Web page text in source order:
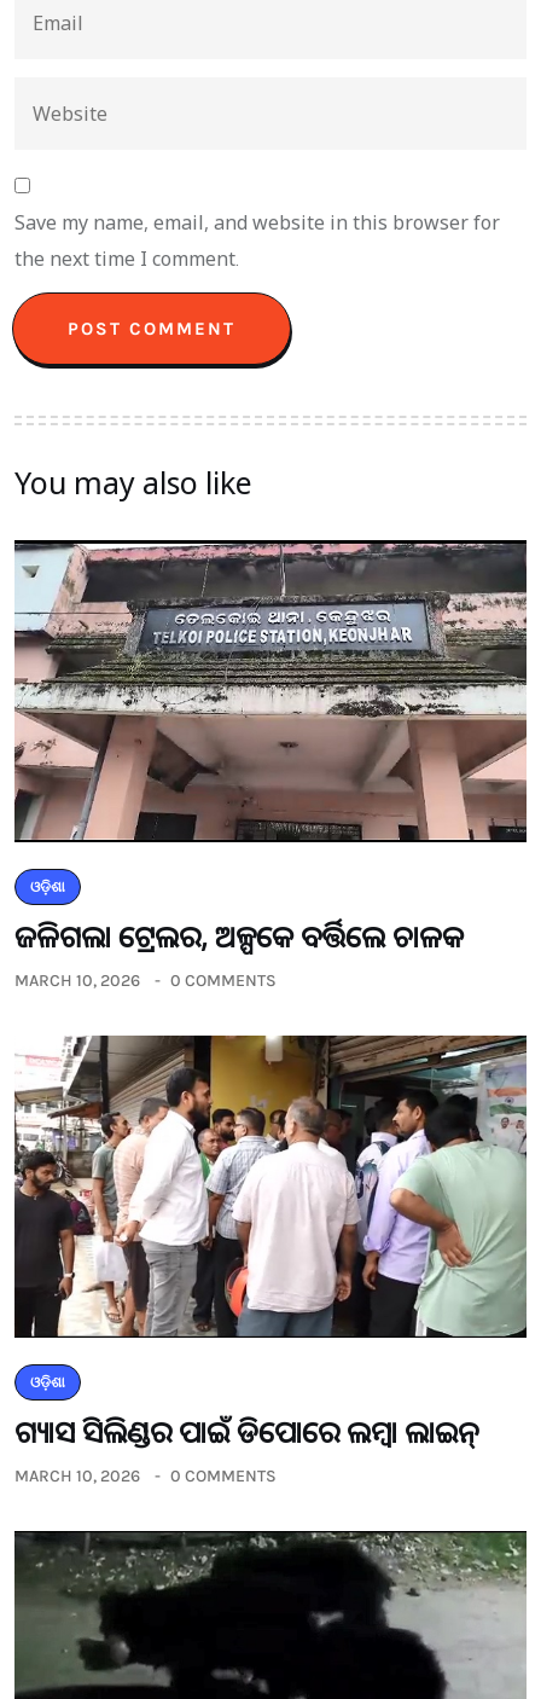
Save my name, email, and website in this browser for
the next time I comment.
You may also like
ଓଡ଼ିଶା
ଜଳିଗଲା ଟ୍ରେଲର, ଅଳ୍ପକେ ବର୍ତ୍ତିଲେ ଚାଳକ
MARCH 10, 2026 0 COMMENTS
ଓଡ଼ିଶା
ଗ୍ୟାସ ସିଲିଣ୍ଡର ପାଇଁ ଡିପୋରେ ଲମ୍ବା ଲାଇନ୍
MARCH 10, 2026 0 COMMENTS